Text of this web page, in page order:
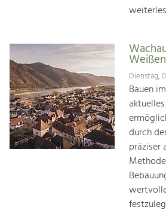
Dienstag,
Bauen
durch
präziser